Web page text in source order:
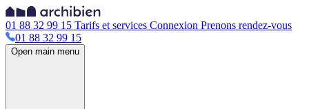
01 88 32 99 15 Tarifs et services Connexion Prenons rendez-vous
01 88 32 99 15
Open main menu